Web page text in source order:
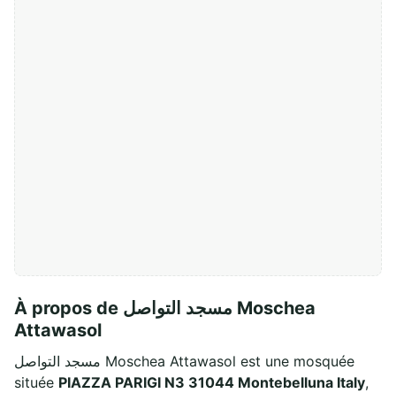
À propos de مسجد التواصل Moschea
Attawasol
مسجد التواصل Moschea Attawasol est une mosquée
située PIAZZA PARIGI N3 31044 Montebelluna Italy,